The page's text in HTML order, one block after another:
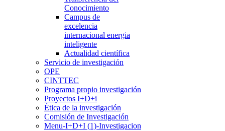
Conocimiento
Campus de
excelencia
internacional energia
inteligente
Actualidad científica
Servicio de investigación
OPE
CINTTEC
Programa propio investigación
Proyectos I+D+i
Ética de la investigación
Comisión de Investigación
Menu-I+D+I (1)-Investigacion